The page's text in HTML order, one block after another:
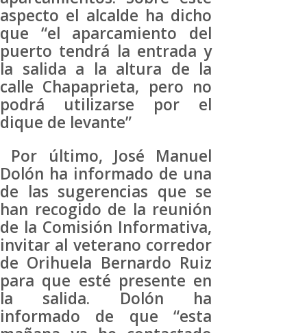
aspecto el alcalde ha dicho
que “el aparcamiento del
puerto tendrá la entrada y
la salida a la altura de la
calle Chapaprieta, pero no
podrá utilizarse por el
dique de levante”
Por último, José Manuel
Dolón ha informado de una
de las sugerencias que se
han recogido de la reunión
de la Comisión Informativa,
invitar al veterano corredor
de Orihuela Bernardo Ruiz
para que esté presente en
la salida. Dolón ha
informado de que “esta